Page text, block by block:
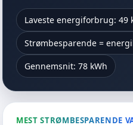
Laveste energiforbrug: 49
Strømbesparende =
Gennemsnit: 78 kWh
MEST STRØMBESPARENDE